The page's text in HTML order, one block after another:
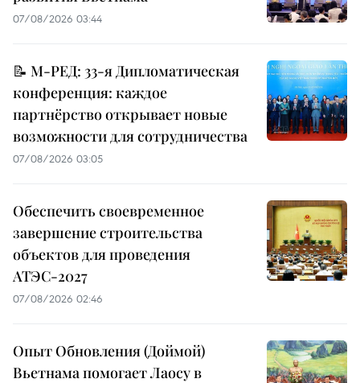
07/08/2026 03:44
📝 М-РЕД: 33-я Дипломатическая
конференция: каждое
партнёрство открывает новые
возможности для сотрудничества
07/08/2026 03:05
Обеспечить своевременное
завершение строительства
объектов для проведения
АТЭС-2027
07/08/2026 02:46
Опыт Обновления (Доймой)
Вьетнама помогает Лаосу в